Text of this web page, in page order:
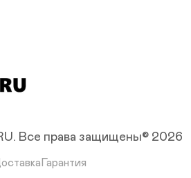
Все права защищены© 2026
Гарантия